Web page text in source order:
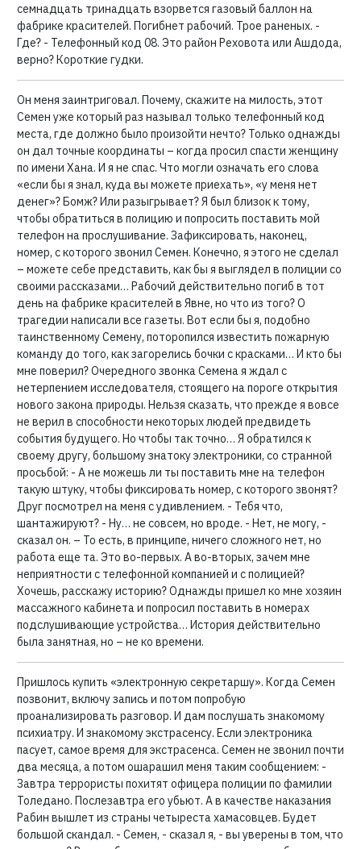
семнадцать тринадцать взорвется газовый баллон на
фабрике красителей. Погибнет рабочий. Трое раненых. -
Где? - Телефонный код 08. Это район Реховота или Ашдода,
верно? Короткие гудки.
Он меня заинтриговал. Почему, скажите на милость, этот
Семен уже который раз называл только телефонный код
места, где должно было произойти нечто? Только однажды
он дал точные координаты – когда просил спасти женщину
по имени Хана. И я не спас. Что могли означать его слова
«если бы я знал, куда вы можете приехать», «у меня нет
денег»? Бомж? Или разыгрывает? Я был близок к тому,
чтобы обратиться в полицию и попросить поставить мой
телефон на прослушивание. Зафиксировать, наконец,
номер, с которого звонил Семен. Конечно, я этого не сделал
– можете себе представить, как бы я выглядел в полиции со
своими рассказами… Рабочий действительно погиб в тот
день на фабрике красителей в Явне, но что из того? О
трагедии написали все газеты. Вот если бы я, подобно
таинственному Семену, поторопился известить пожарную
команду до того, как загорелись бочки с красками… И кто бы
мне поверил? Очередного звонка Семена я ждал с
нетерпением исследователя, стоящего на пороге открытия
нового закона природы. Нельзя сказать, что прежде я вовсе
не верил в способности некоторых людей предвидеть
события будущего. Но чтобы так точно… Я обратился к
своему другу, большому знатоку электроники, со странной
просьбой: - А не можешь ли ты поставить мне на телефон
такую штуку, чтобы фиксировать номер, с которого звонят?
Друг посмотрел на меня с удивлением. - Тебя что,
шантажируют? - Ну… не совсем, но вроде. - Нет, не могу, -
сказал он. – То есть, в принципе, ничего сложного нет, но
работа еще та. Это во-первых. А во-вторых, зачем мне
неприятности с телефонной компанией и с полицией?
Хочешь, расскажу историю? Однажды пришел ко мне хозяин
массажного кабинета и попросил поставить в номерах
подслушивающие устройства… История действительно
была занятная, но – не ко времени.
Пришлось купить «электронную секретаршу». Когда Семен
позвонит, включу запись и потом попробую
проанализировать разговор. И дам послушать знакомому
психиатру. И знакомому экстрасенсу. Если электроника
пасует, самое время для экстрасенса. Семен не звонил почти
два месяца, а потом ошарашил меня таким сообщением: -
Завтра террористы похитят офицера полиции по фамилии
Толедано. Послезавтра его убьют. А в качестве наказания
Рабин вышлет из страны четыреста хамасовцев. Будет
большой скандал. - Семен, - сказал я, - вы уверены в том, что